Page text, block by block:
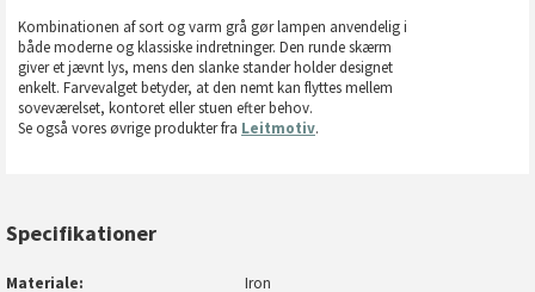
Kombinationen af sort og varm grå gør lampen anvendelig i
både moderne og klassiske indretninger. Den runde skærm
giver et jævnt lys, mens den slanke stander holder designet
enkelt. Farvevalget betyder, at den nemt kan flyttes mellem
soveværelset, kontoret eller stuen efter behov.
Se også vores øvrige produkter fra Leitmotiv.
Specifikationer
Materiale
Iron